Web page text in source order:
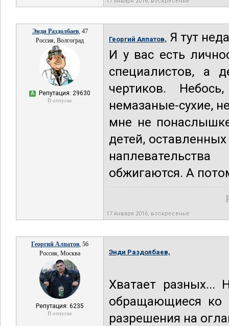
Энди Раздолбаев, 47
Россия, Волгоград
А Репутация: 29630
В отпуске
Георгий Алпатов, Я тут
И у вас есть
специалистов, а
чертиков.
немазаные-сухие,
мне не
детей,
обжигаются. А
17 января 2016, воскресенье
Георгий Алпатов, 56
Россия, Москва
Репутация: 6235
В отпуске
Энди Раздолбаев,
Хватает разных...
обращающиеся
разрешения на